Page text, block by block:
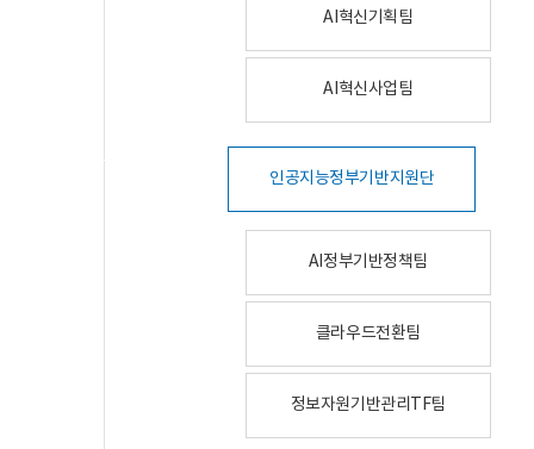
AI혁신기획팀
AI혁신사업팀
인공지능정부기반지원단
AI정부기반정책팀
클라우드전환팀
정보자원기반관리TF팀